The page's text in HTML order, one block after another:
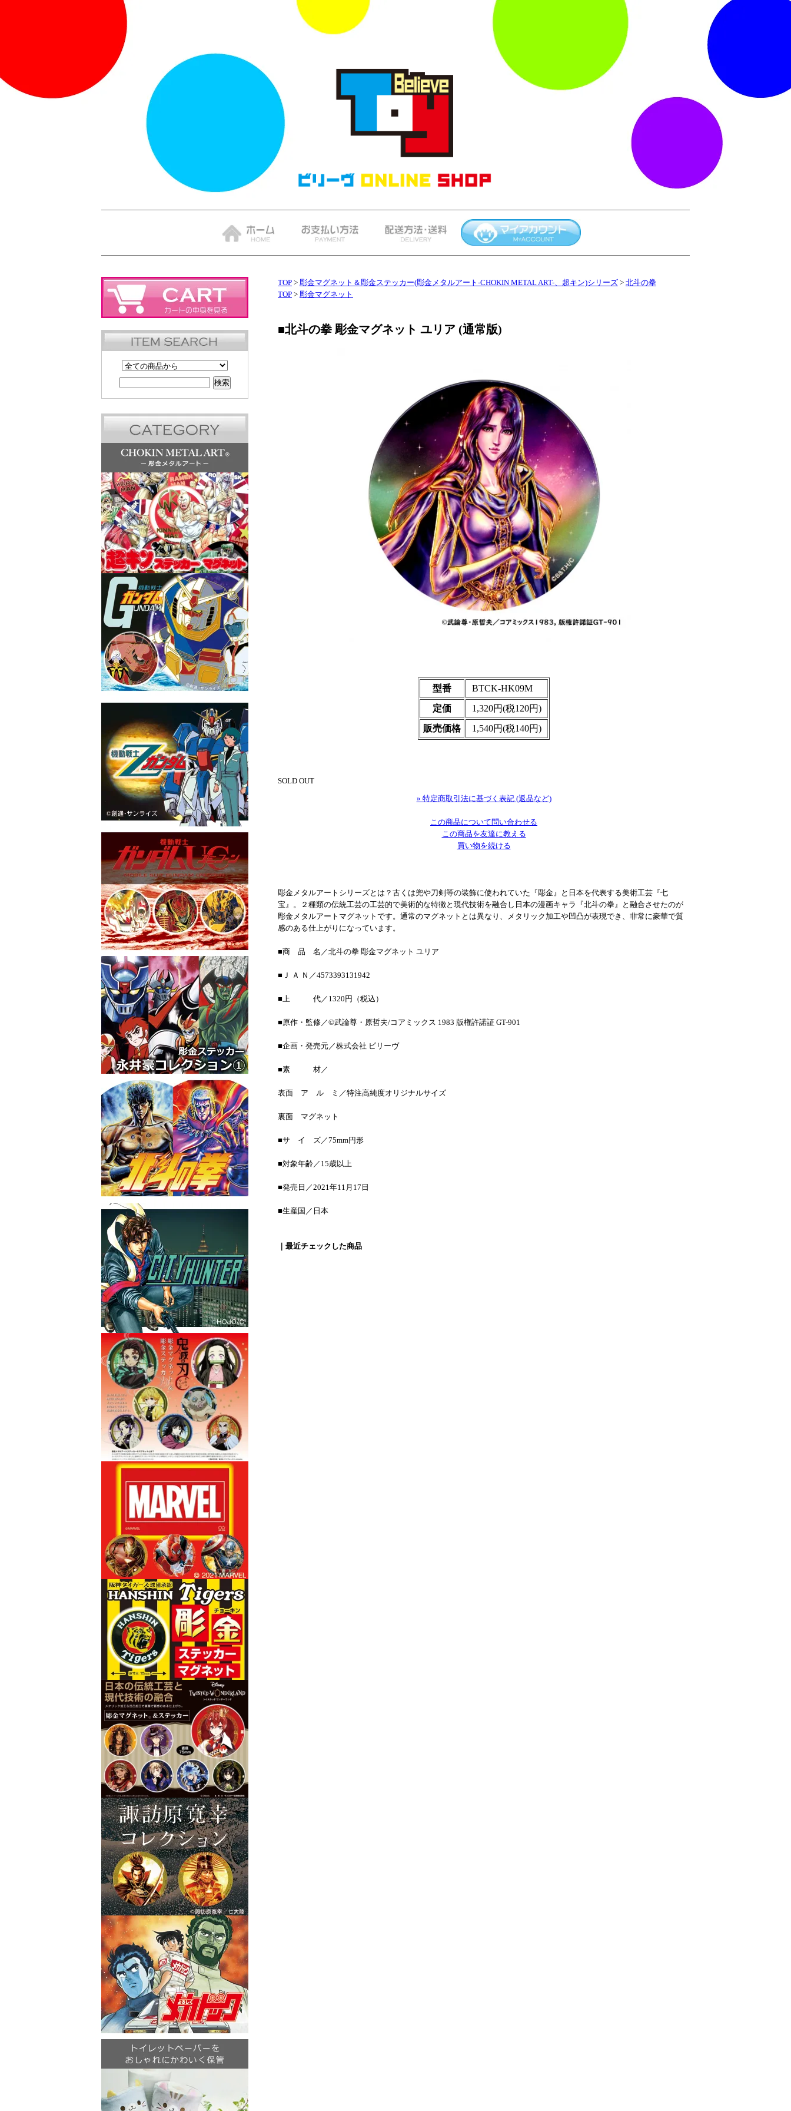
TOP > 彫金マグネット＆彫金ステッカー(彫金メタルアート-CHOKIN METAL ART-、超キン)シリーズ > 北斗の拳
TOP > 彫金マグネット
■北斗の拳 彫金マグネット ユリア (通常版)
型番
BTCK-HK09M
定価
1,320円(税120円)
販売価格
1,540円(税140円)
SOLD OUT
» 特定商取引法に基づく表記 (返品など)
この商品について問い合わせる
この商品を友達に教える
買い物を続ける
彫金メタルアートシリーズとは？古くは兜や刀剣等の装飾に使われていた『彫金』と日本を代表する美術工芸『七
宝』。２種類の伝統工芸の工芸的で美術的な特徴と現代技術を融合し日本の漫画キャラ『北斗の拳』と融合させたのが
彫金メタルアートマグネットです。通常のマグネットとは異なり、メタリック加工や凹凸が表現でき、非常に豪華で質
感のある仕上がりになっています。
■商 品 名／北斗の拳 彫金マグネット ユリア
■Ｊ Ａ Ｎ／4573393131942
■上 代／1320円（税込）
■原作・監修／©武論尊・原哲夫/コアミックス 1983 版権許諾証 GT-901
■企画・発売元／株式会社 ビリーヴ
■素 材／
表面 ア ル ミ／特注高純度オリジナルサイズ
裏面 マグネット
■サ イ ズ／75mm円形
■対象年齢／15歳以上
■発売日／2021年11月17日
■生産国／日本
｜最近チェックした商品